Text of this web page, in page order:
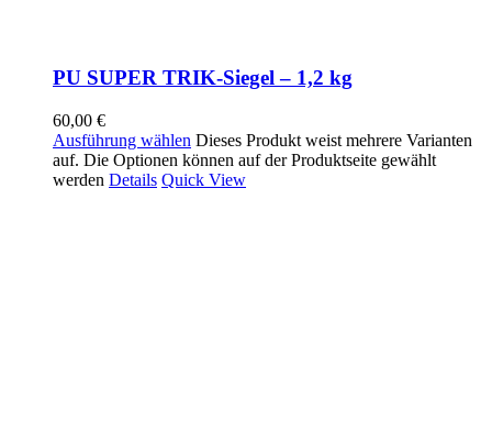
PU SUPER TRIK-Siegel – 1,2 kg
60,00 €
Ausführung wählen Dieses Produkt weist mehrere Varianten
auf. Die Optionen können auf der Produktseite gewählt
werden Details Quick View